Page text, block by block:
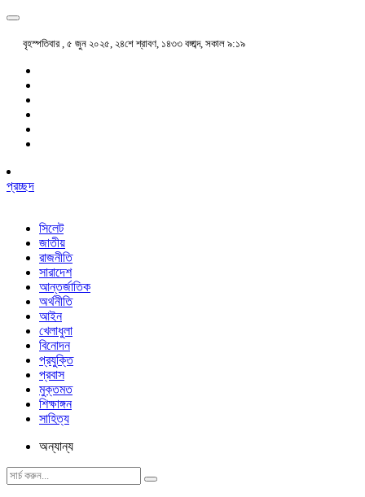
বৃহস্পতিবার , ৫ জুন ২০২৫, ২৪শে শ্রাবণ, ১৪৩৩ বঙ্গাব্দ, সকাল ৯:১৯
প্রচ্ছদ
সিলেট
জাতীয়
রাজনীতি
সারাদেশ
আন্তর্জাতিক
অর্থনীতি
আইন
খেলাধুলা
বিনোদন
প্রযুক্তি
প্রবাস
মুক্তমত
শিক্ষাঙ্গন
সাহিত্য
অন্যান্য